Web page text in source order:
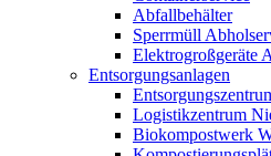
Abfallbehälter
Sperrmüll
Elektrogroßgeräte
Entsorgungsanlagen
Logistikzentrum
Biokompostwerk